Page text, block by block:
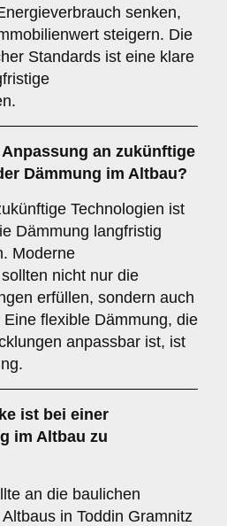
senken,
steigern. Die
Standards ist eine klare
Anpassung an zukünftige
Dämmung im Altbau?
Technologien ist
Dämmung langfristig
Moderne
nicht nur die
erfüllen, sondern auch
flexible Dämmung, die
anpassbar ist, ist
ist bei einer
im Altbau zu
an die baulichen
in Toddin Gramnitz